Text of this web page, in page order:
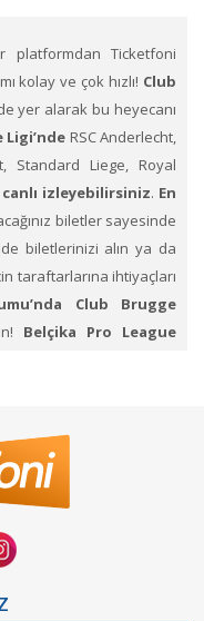
platformdan Ticketfoni
kolay ve çok hızlı! Club
yer alarak bu heyecanı
Ligi’nde RSC Anderlecht,
Standard Liege, Royal
izleyebilirsiniz. En
biletler sayesinde
biletlerinizi alın ya da
taraftarlarına ihtiyaçları
Club Brugge
Belçika Pro League​
yapınız. (Katılmak
siteye optimize edilmiş
geçiniz. Artık biletiniz